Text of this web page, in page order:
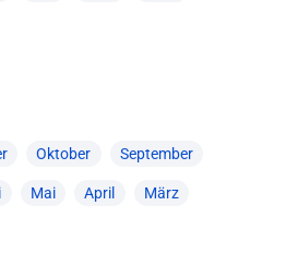
Oktober September
Mai April März